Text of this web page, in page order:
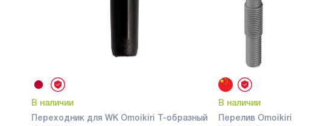
В наличии
Переходник для WK Omoikiri Т-образный
В наличии
Перелив Omoikiri